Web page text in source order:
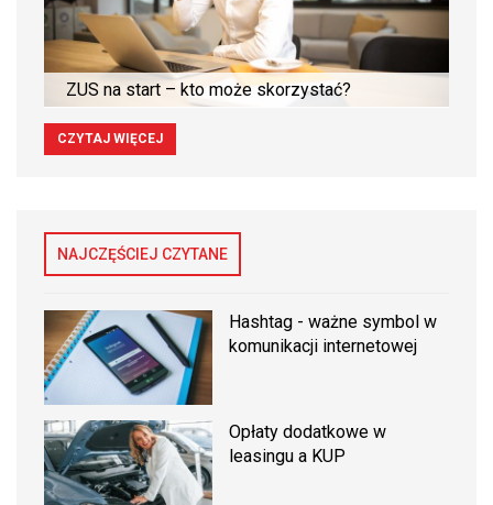
ZUS na start – kto może skorzystać?
CZYTAJ WIĘCEJ
NAJCZĘŚCIEJ CZYTANE
Hashtag - ważne symbol w
komunikacji internetowej
Opłaty dodatkowe w
leasingu a KUP